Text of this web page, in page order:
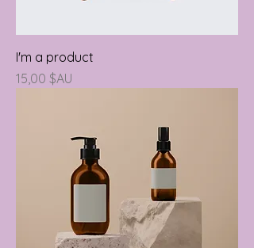
I'm a product
Prix
15,00 $AU